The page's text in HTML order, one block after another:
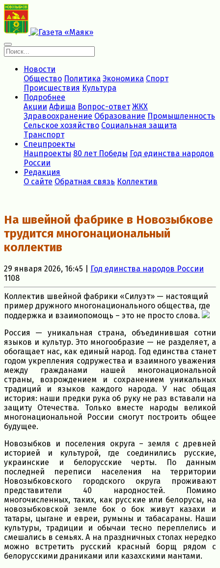
Новости
Общество Политика Экономика Спорт
Происшествия Культура
Подробнее
Акции Афиша Вопрос-ответ ЖКХ
Здравоохранение Образование Промышленность
Сельское хозяйство Социальная защита
Транспорт
Спецпроекты
Нацпроекты 80 лет Победы Год единства народов
России
Редакция
О сайте Обратная связь Коллектив
На швейной фабрике в Новозыбкове
трудится многонациональный
коллектив
29 января 2026, 16:45 |
Год единства народов России
1108
Коллектив швейной фабрики «Силуэт» — настоящий
пример дружного многонационального общества, где
поддержка и взаимопомощь – это не просто слова.
Россия — уникальная страна, объединившая сотни
языков и культур. Это многообразие — не разделяет, а
обогащает нас, как единый народ. Год единства станет
годом укрепления содружества и взаимного уважения
между гражданами нашей многонациональной
страны, возрождением и сохранением уникальных
традиций и языков каждого народа. У нас общая
история: наши предки рука об руку не раз вставали на
защиту Отечества. Только вместе народы великой
многонациональной России смогут построить общее
будущее.
Новозыбков и поселения округа – земля с древней
историей и культурой, где соединились русские,
украинские и белорусские черты. По данным
последней переписи населения на территории
Новозыбковского городского округа проживают
представители 40 народностей. Помимо
многочисленных, таких, как русские или белорусы, на
новозыбковской земле бок о бок живут казахи и
татары, цыгане и евреи, румыны и табасараны. Наши
культуры, традиции и обычаи тесно переплелись и
смешались в семьях. А на праздничных столах нередко
можно встретить русский красный борщ рядом с
белорусскими драниками или казахскими мантами.